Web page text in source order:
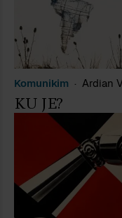
Komunikim Ardian
KU JE?